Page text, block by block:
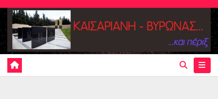
Skip
content